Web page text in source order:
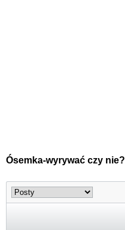
Ósemka-wyrywać czy nie?